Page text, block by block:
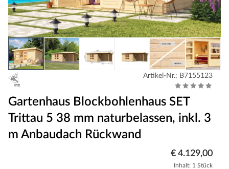
Artikel-Nr.: B7155123
Gartenhaus Blockbohlenhaus SET
Trittau 5 38 mm naturbelassen, inkl. 3
m Anbaudach Rückwand
€ 4.129,00
Inhalt: 1 Stück